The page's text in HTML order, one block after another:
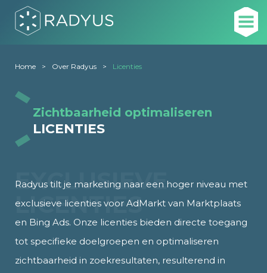
Home Over Radyus Licenties
Zichtbaarheid optimaliseren
LICENTIES
EXCLUSIEVE
LICENTIES
Radyus tilt je marketing naar een hoger niveau met
exclusieve licenties voor AdMarkt van Marktplaats
en Bing Ads. Onze licenties bieden directe toegang
tot specifieke doelgroepen en optimaliseren
zichtbaarheid in zoekresultaten, resulterend in